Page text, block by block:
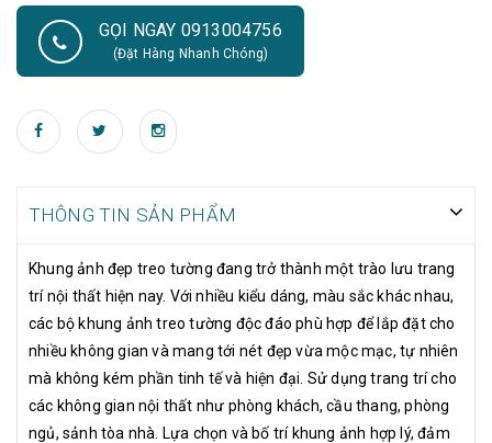
không gian nội thất như phòng khách, cầu thang, phòng ngủ,
sảnh tòa nhà. Lựa chọn và bố trí khung ảnh hợp lý, đảm bảo bạn
sẽ hoàn toàn hài lòng với nội thất không gian ngôi nhà mình.
GỌI NGAY 0913004756
(Đặt Hàng Nhanh Chóng)
THÔNG TIN SẢN PHẨM
Khung ảnh đẹp treo tường đang trở thành một trào lưu trang
trí nội thất hiện nay. Với nhiều kiểu dáng, màu sắc khác nhau,
các bộ khung ảnh treo tường độc đáo phù hợp để lắp đặt cho
nhiều không gian và mang tới nét đẹp vừa mộc mạc, tự nhiên
mà không kém phần tinh tế và hiện đại. Sử dụng trang trí cho
các không gian nội thất như phòng khách, cầu thang, phòng
ngủ, sảnh tòa nhà. Lựa chọn và bố trí khung ảnh hợp lý, đảm